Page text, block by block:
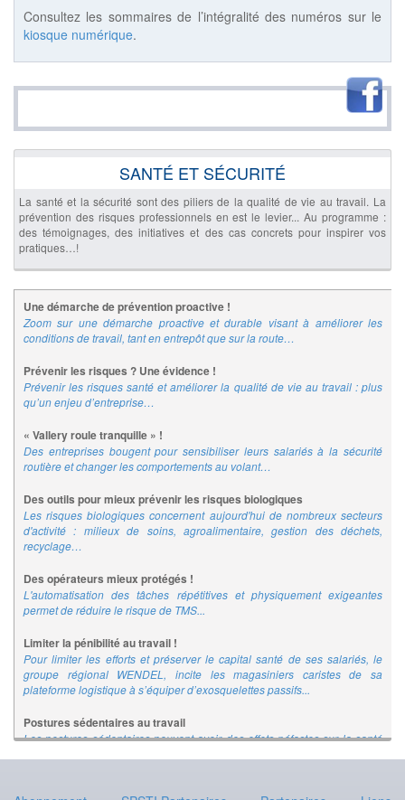
Consultez les sommaires de l’intégralité des numéros sur le
kiosque numérique.
SANTÉ ET SÉCURITÉ
La santé et la sécurité sont des piliers de la qualité de vie au travail. La
prévention des risques professionnels en est le levier... Au programme :
des témoignages, des initiatives et des cas concrets pour inspirer vos
pratiques…!
Une démarche de prévention proactive !
Zoom sur une démarche proactive et durable visant à améliorer les
conditions de travail, tant en entrepôt que sur la route…
Prévenir les risques ? Une évidence !
Prévenir les risques santé et améliorer la qualité de vie au travail : plus
qu’un enjeu d’entreprise…
« Vallery roule tranquille » !
Des entreprises bougent pour sensibiliser leurs salariés à la sécurité
routière et changer les comportements au volant…
Des outils pour mieux prévenir les risques biologiques
Les risques biologiques concernent aujourd'hui de nombreux secteurs
d'activité : milieux de soins, agroalimentaire, gestion des déchets,
recyclage…
Des opérateurs mieux protégés !
L'automatisation des tâches répétitives et physiquement exigeantes
permet de réduire le risque de TMS...
Limiter la pénibilité au travail !
Pour limiter les efforts et préserver le capital santé de ses salariés, le
groupe régional WENDEL, incite les magasiniers caristes de sa
plateforme logistique à s’équiper d’exosquelettes passifs...
Postures sédentaires au travail
Les postures sédentaires peuvent avoir des effets néfastes sur la santé